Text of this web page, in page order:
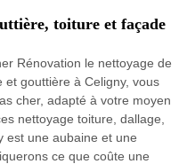
toiture et façade
Rénovation le nettoyage de
gouttière à Celigny, vous
cher, adapté à votre moyen
nettoyage toiture, dallage,
est une aubaine et une
ce que coûte une